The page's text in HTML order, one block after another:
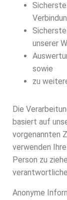
unserer
sowie
zu
Die
basiert auf
vorgenannten
verwenden
Person zu
Anonyme